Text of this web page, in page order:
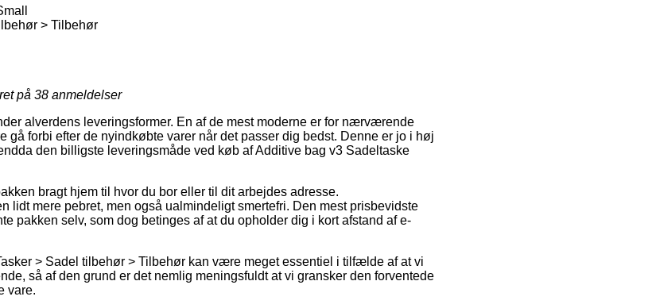
> Tilbehør
på 38 anmeldelser
alverdens leveringsformer. En af de mest moderne er for nærværende
gå forbi efter de nyindkøbte varer når det passer dig bedst. Denne er jo i høj
den billigste leveringsmåde ved køb af Additive bag v3 Sadeltaske
bragt hjem til hvor du bor eller til dit arbejdes adresse.
lidt mere pebret, men også ualmindeligt smertefri. Den mest prisbevidste
pakken selv, som dog betinges af at du opholder dig i kort afstand af e-
> Sadel tilbehør > Tilbehør kan være meget essentiel i tilfælde af at vi
så af den grund er det nemlig meningsfuldt at vi gransker den forventede
vare.